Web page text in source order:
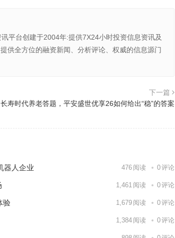
平台创建于2004年:提供7X24小时投资信息资讯及
供全方位的融资新闻、分析评论、权威的信息源门
下一篇
长寿时代养老答题，平安盛世优享26如何给出“稳”的答案
器人企业 476 阅读 0评论
1,461 阅读 0评论
验 1,679 阅读 0评论
1,384 阅读 0评论